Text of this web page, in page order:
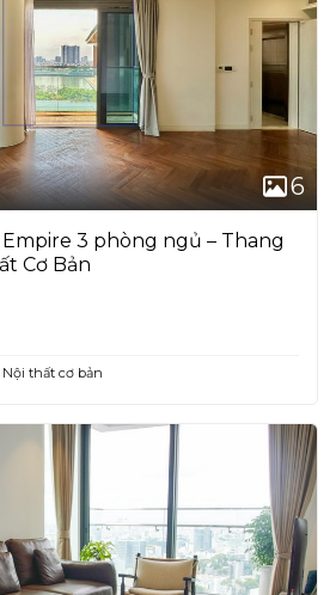
6
Empire 3 phòng ngủ – Thang
Cơ Bản
Nội thất cơ bản